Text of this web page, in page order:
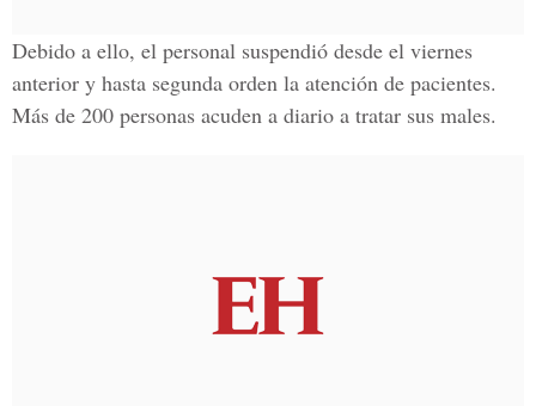
Debido a ello, el personal suspendió desde el viernes
anterior y hasta segunda orden la atención de pacientes.
Más de 200 personas acuden a diario a tratar sus males.